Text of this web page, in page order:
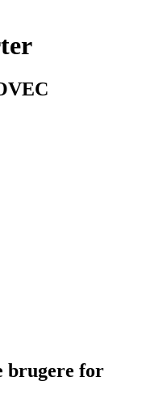
brugere for